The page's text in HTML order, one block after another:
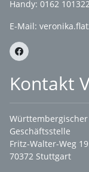
Handy: 0162
E-Mail:
Kontakt
Geschäftsstelle
Fritz-Walter-Weg 19
70372 Stuttgart